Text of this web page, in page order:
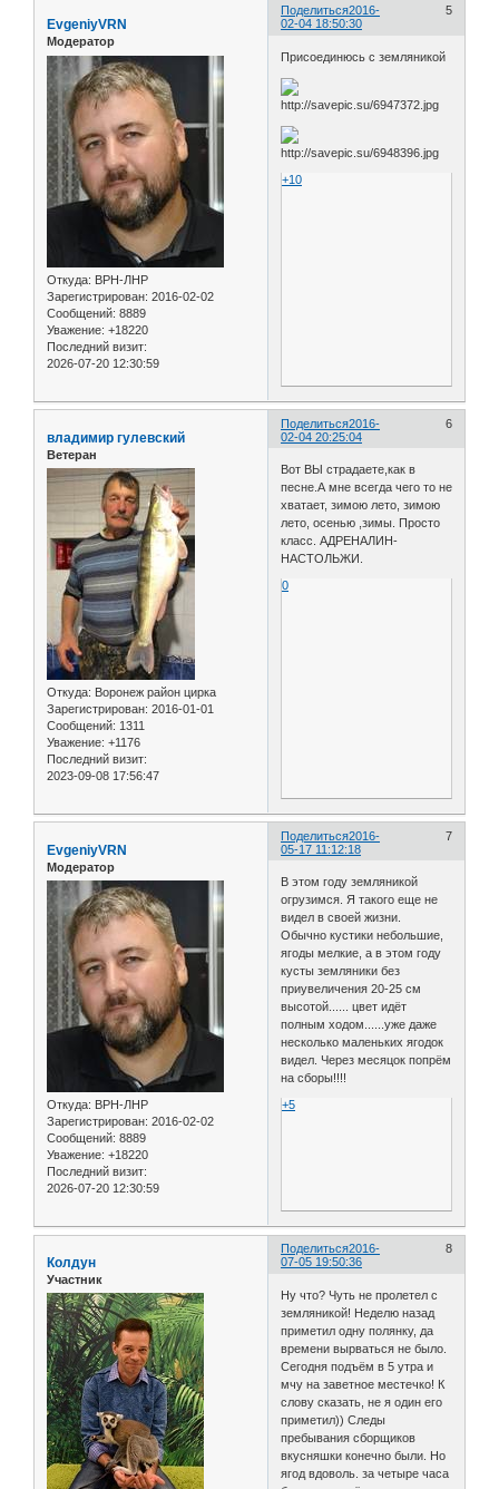
Поделиться 5
2016-
02-04 18:50:30
EvgeniyVRN
Модератор
Откуда: ВРН-ЛНР
Зарегистрирован: 2016-02-02
Сообщений: 8889
Уважение: +18220
Последний визит:
2026-07-20 12:30:59
Присоединюсь с земляникой
+10
Поделиться 6
2016-
02-04 20:25:04
владимир гулевский
Ветеран
Откуда: Воронеж район цирка
Зарегистрирован: 2016-01-01
Сообщений: 1311
Уважение: +1176
Последний визит:
2023-09-08 17:56:47
Вот ВЫ страдаете,как в
песне.А мне всегда чего то не
хватает, зимою лето, зимою
лето, осенью ,зимы. Просто
класс. АДРЕНАЛИН-
НАСТОЛЬЖИ.
0
Поделиться 7
2016-
05-17 11:12:18
EvgeniyVRN
Модератор
Откуда: ВРН-ЛНР
Зарегистрирован: 2016-02-02
Сообщений: 8889
Уважение: +18220
Последний визит:
2026-07-20 12:30:59
В этом году земляникой
огрузимся. Я такого еще не
видел в своей жизни.
Обычно кустики небольшие,
ягоды мелкие, а в этом году
кусты земляники без
приувеличения 20-25 см
высотой...... цвет идёт
полным ходом......уже даже
несколько маленьких ягодок
видел. Через месяцок попрём
на сборы!!!!
+5
Поделиться 8
2016-
07-05 19:50:36
Колдун
Участник
Ну что? Чуть не пролетел с
земляникой! Неделю назад
приметил одну полянку, да
времени вырваться не было.
Сегодня подъём в 5 утра и
мчу на заветное местечко! К
слову сказать, не я один его
приметил)) Следы
пребывания сборщиков
вкусняшки конечно были. Но
ягод вдоволь. за четыре часа